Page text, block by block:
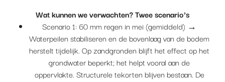
Wat kunnen we verwachten? Twee scenario’s
Scenario 1: 60 mm regen in mei (gemiddeld) →
Waterpeilen stabiliseren en de bovenlaag van de bodem
herstelt tijdelijk. Op zandgronden blijft het effect op het
grondwater beperkt; het helpt vooral aan de
oppervlakte. Structurele tekorten blijven bestaan. De